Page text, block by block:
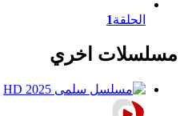
الحلقة1
مسلسلات اخري